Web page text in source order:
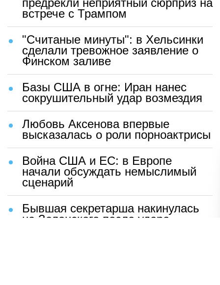
предрекли неприятный сюрприз на
встрече с Трампом
"Считаные минуты": в Хельсинки
сделали тревожное заявление о
Финском заливе
Базы США в огне: Иран нанес
сокрушительный удар возмездия
Любовь Аксенова впервые
высказалась о роли порноактрисы
Война США и ЕС: в Европе
начали обсуждать немыслимый
сценарий
Бывшая секретарша накинулась
на Зеленского после удара